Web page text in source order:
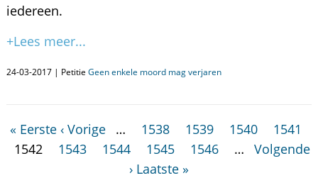
iedereen.
+Lees meer...
24-03-2017 | Petitie Geen enkele moord mag verjaren
« Eerste ‹ Vorige … 1538 1539 1540
1541
1542
1543 1544 1545 1546 …
Volgende
› Laatste »